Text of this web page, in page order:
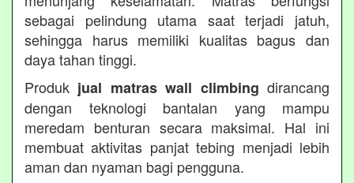
sebagai pelindung utama saat terjadi jatuh,
sehingga harus memiliki kualitas bagus dan
daya tahan tinggi.
Produk jual matras wall climbing dirancang
dengan teknologi bantalan yang mampu
meredam benturan secara maksimal. Hal ini
membuat aktivitas panjat tebing menjadi lebih
aman dan nyaman bagi pengguna.